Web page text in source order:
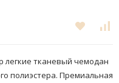
легкие тканевый чемодан
полиэстера. Премиальная